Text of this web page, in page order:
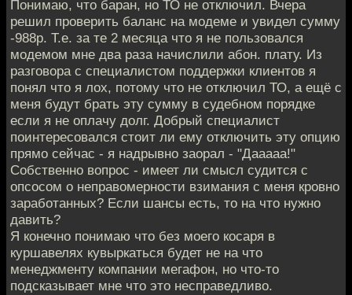
Понимаю, что баран, но ТО не отключил. Вчера
решил проверить баланс на модеме и увидел сумму
-988р. Т.е. за те 2 месяца что я не пользовался
модемом мне два раза начислили абон. плату. Из
разговора с специалистом поддержки клиентов я
понял что я лох, потому что не отключил ТО, а ещё с
меня будут брать эту сумму в судебном порядке
если я не оплачу долг. Добрый специалист
поинтересовался стоит ли ему отключить эту опцию
прямо сейчас - я надрывно заорал - "Дааааа!"
Собственно вопрос - имеет ли смысл судится с
опсосом о неправомерности взимания с меня кровно
заработанных? Если шансы есть, то на что нужно
давить?
Я конечно понимаю что без моего косаря в
куршавелях кувыркаться будет не на что
менеджменту компании мегафон, но что-то
подсказывает мне что это несправедливо.